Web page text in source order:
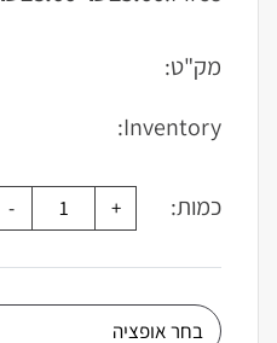
מק"ט:
Inventory:
כמות: